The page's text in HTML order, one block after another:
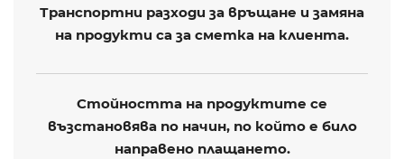
Транспортни разходи за връщане и замяна
на продукти са за сметка на клиента.
Стойността на продуктите се
възстановява по начин, по който е било
направено плащането.